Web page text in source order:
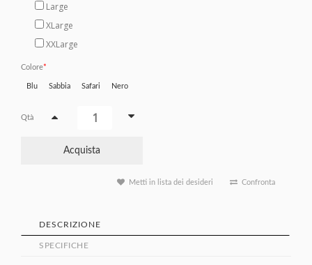
Large
XLarge
XXLarge
Colore
Blu Sabbia Safari Nero
Qtà
Acquista
Metti in lista dei desideri Confronta
DESCRIZIONE
SPECIFICHE